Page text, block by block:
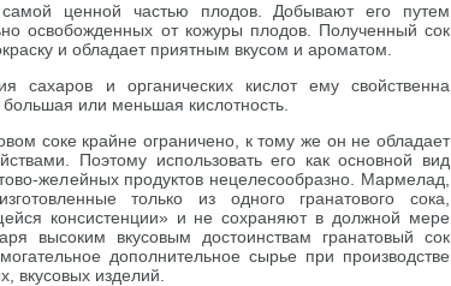
ценной частью плодов. Добывают его путем
освобожденных от кожуры плодов. Полученный сок
и обладает приятным вкусом и ароматом.
сахаров и органических кислот ему свойственна
или меньшая кислотность.
соке крайне ограничено, к тому же он не обладает
Поэтому использовать его как основной вид
желейных продуктов нецелесообразно. Мармелад,
только из одного гранатового сока,
консистенции» и не сохраняют в должной мере
высоким вкусовым достоинствам гранатовый сок
дополнительное сырье при производстве
вкусовых изделий.